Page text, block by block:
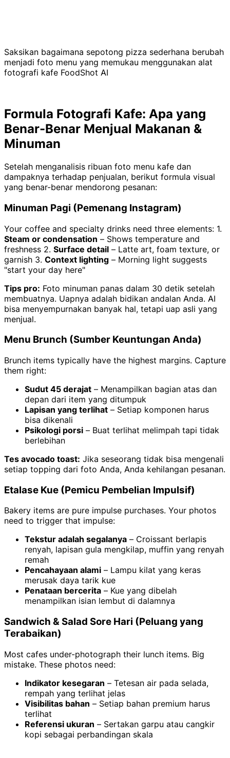
Saksikan bagaimana sepotong pizza sederhana berubah
menjadi foto menu yang memukau menggunakan alat
fotografi kafe FoodShot AI
Formula Fotografi Kafe: Apa yang
Benar-Benar Menjual Makanan &
Minuman
Setelah menganalisis ribuan foto menu kafe dan
dampaknya terhadap penjualan, berikut formula visual
yang benar-benar mendorong pesanan:
Minuman Pagi (Pemenang Instagram)
Your coffee and specialty drinks need three elements: 1.
Steam or condensation – Shows temperature and
freshness 2. Surface detail – Latte art, foam texture, or
garnish 3. Context lighting – Morning light suggests
"start your day here"
Tips pro: Foto minuman panas dalam 30 detik setelah
membuatnya. Uapnya adalah bidikan andalan Anda. AI
bisa menyempurnakan banyak hal, tetapi uap asli yang
menjual.
Menu Brunch (Sumber Keuntungan Anda)
Brunch items typically have the highest margins. Capture
them right:
Sudut 45 derajat – Menampilkan bagian atas dan
depan dari item yang ditumpuk
Lapisan yang terlihat – Setiap komponen harus
bisa dikenali
Psikologi porsi – Buat terlihat melimpah tapi tidak
berlebihan
Tes avocado toast: Jika seseorang tidak bisa mengenali
setiap topping dari foto Anda, Anda kehilangan pesanan.
Etalase Kue (Pemicu Pembelian Impulsif)
Bakery items are pure impulse purchases. Your photos
need to trigger that impulse:
Tekstur adalah segalanya – Croissant berlapis
renyah, lapisan gula mengkilap, muffin yang renyah
remah
Pencahayaan alami – Lampu kilat yang keras
merusak daya tarik kue
Penataan bercerita – Kue yang dibelah
menampilkan isian lembut di dalamnya
Sandwich & Salad Sore Hari (Peluang yang
Terabaikan)
Most cafes under-photograph their lunch items. Big
mistake. These photos need:
Indikator kesegaran – Tetesan air pada selada,
rempah yang terlihat jelas
Visibilitas bahan – Setiap bahan premium harus
terlihat
Referensi ukuran – Sertakan garpu atau cangkir
kopi sebagai perbandingan skala